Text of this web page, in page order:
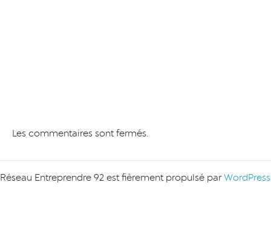
Les commentaires sont fermés.
Réseau Entreprendre 92 est fièrement propulsé parWordPress